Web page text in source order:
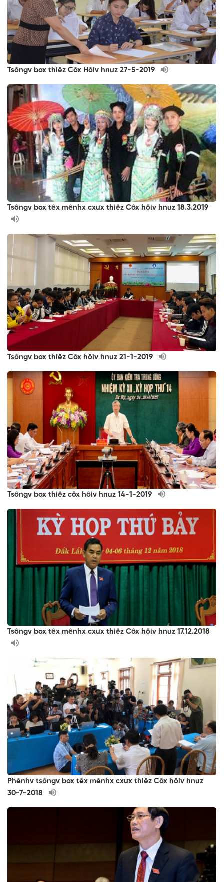
Tsôngv box thiêz Côx Hôiv hnuz 27-5-2019
Tsôngv box têx mênhx cxưx thiêz Côx hôiv hnuz 18.3.2019
Tsôngv box thiêz Côx hôiv hnuz 21-1-2019
Tsôngv box thiêz côx hôiv hnuz 14-1-2019
Tsôngv box têx mênhx cxưx thiêz Côx hôiv hnuz 17.12.2018
Phênhv tsôngv box têx mênhx cxưx thiêz Côx hôiv hnuz
30-7-2018